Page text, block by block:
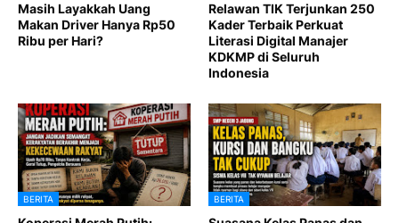
Masih Layakkah Uang
Makan Driver Hanya Rp50
Ribu per Hari?
Relawan TIK Terjunkan 250
Kader Terbaik Perkuat
Literasi Digital Manajer
KDKMP di Seluruh
Indonesia
BERITA BERITA